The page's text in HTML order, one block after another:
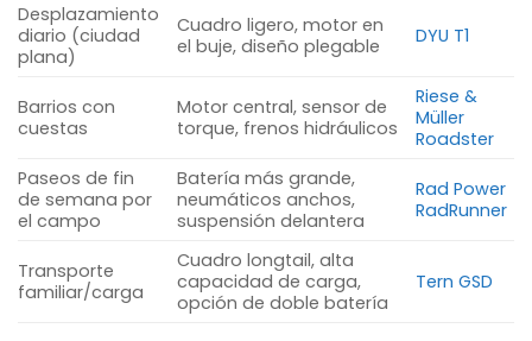
Desplazamiento
diario (ciudad
plana)
Cuadro ligero, motor en
el buje, diseño plegable
DYU T1
Barrios con
cuestas
Motor central, sensor de
torque, frenos hidráulicos
Riese &
Müller
Roadster
Paseos de fin
de semana por
el campo
Batería más grande,
neumáticos anchos,
suspensión delantera
Rad Power
RadRunner
Transporte
familiar/carga
Cuadro longtail, alta
capacidad de carga,
opción de doble batería
Tern GSD